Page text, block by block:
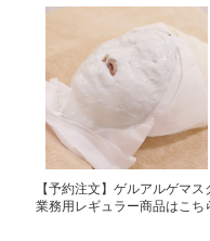
【予約注文】ゲルアルゲマス
業務用レギュラー商品はこち